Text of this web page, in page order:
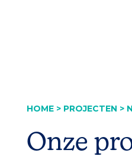
HOME > PROJECTEN >
Onze